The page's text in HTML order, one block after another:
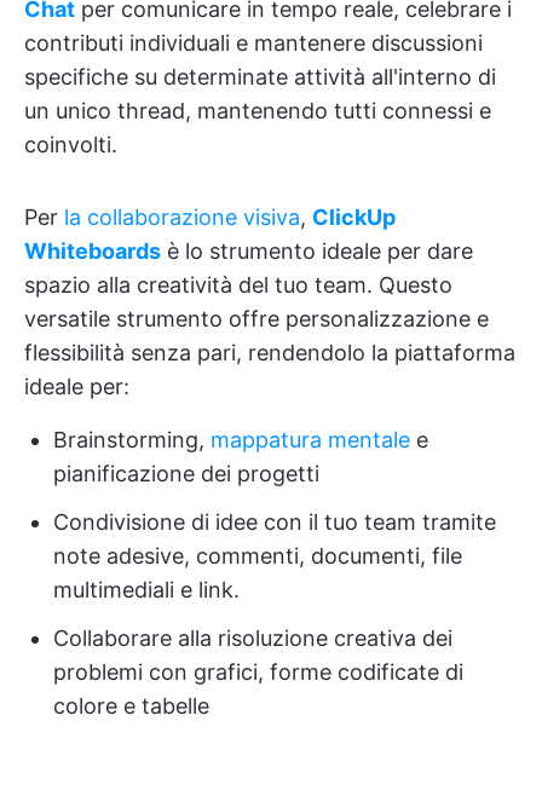
Chat per comunicare in tempo reale, celebrare i
contributi individuali e mantenere discussioni
specifiche su determinate attività all'interno di
un unico thread, mantenendo tutti connessi e
coinvolti.
Per la collaborazione visiva, ClickUp
Whiteboards è lo strumento ideale per dare
spazio alla creatività del tuo team. Questo
versatile strumento offre personalizzazione e
flessibilità senza pari, rendendolo la piattaforma
ideale per:
Brainstorming, mappatura mentale e
pianificazione dei progetti
Condivisione di idee con il tuo team tramite
note adesive, commenti, documenti, file
multimediali e link.
Collaborare alla risoluzione creativa dei
problemi con grafici, forme codificate di
colore e tabelle